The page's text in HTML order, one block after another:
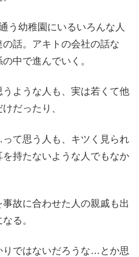
う幼稚園にいるいろんな人
話。アキトの会社の話な
中で進んでいく。
ような人も、実は若くて他
だったり、
て思う人も、キツく見られ
持たないような人でもなか
故に合わせた人の親戚も出
る。
りではないだろうな…とか思